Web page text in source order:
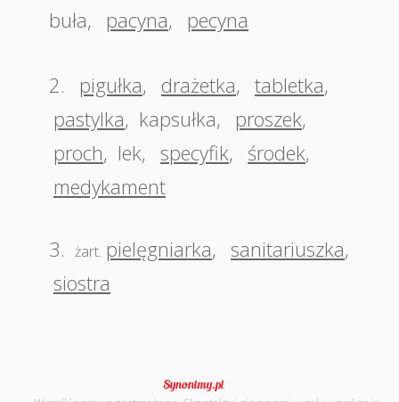
buła, pacyna, pecyna
2. pigułka, drażetka, tabletka,
pastylka, kapsułka, proszek,
proch, lek, specyfik, środek,
medykament
3. żart. pielęgniarka, sanitariuszka,
siostra